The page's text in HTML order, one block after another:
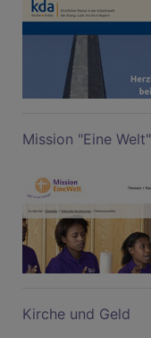
Mission "Eine Welt"
Kirche und Geld